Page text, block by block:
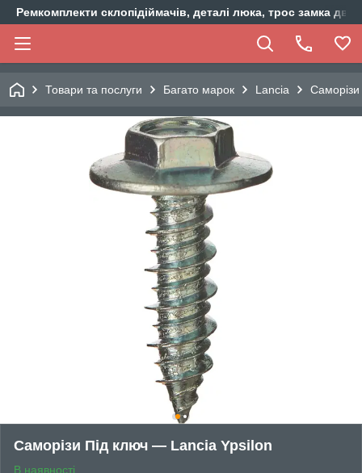
Ремкомплекти склопідіймачів, деталі люка, трос замка
Товари та послуги Багато марок Lancia
Саморізи Під ключ — Lancia Ypsilon
В наявності